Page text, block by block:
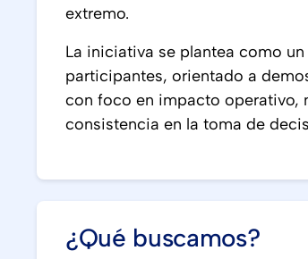
extremo.
La iniciativa se plantea como
participantes, orientado a
con foco en impacto operativo,
consistencia en la toma de
¿Qué buscamos?